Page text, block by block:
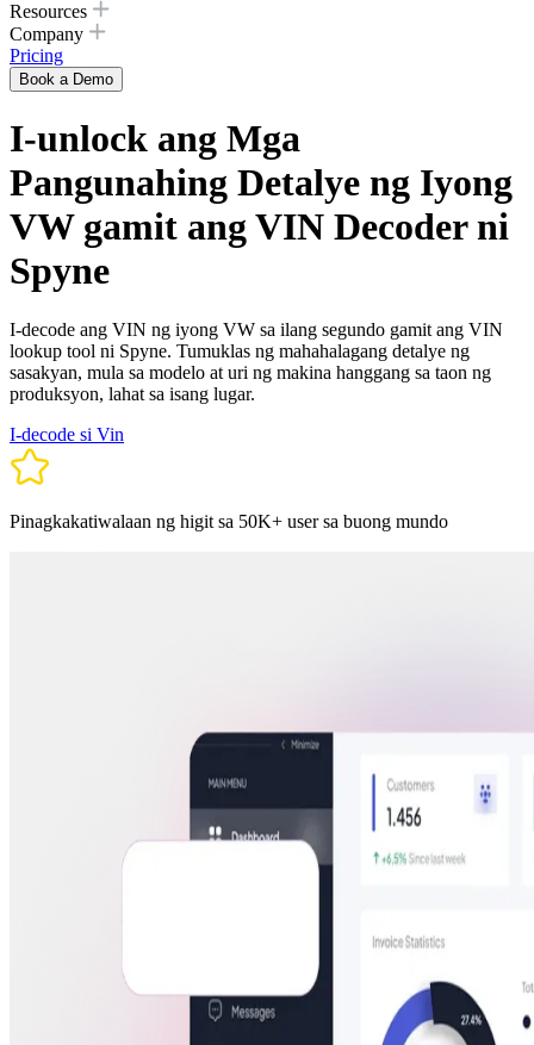
Resources
Company
Pricing
Book a Demo
I-unlock ang Mga
Pangunahing Detalye ng Iyong
VW gamit ang VIN Decoder ni
Spyne
I-decode ang VIN ng iyong VW sa ilang segundo gamit ang VIN
lookup tool ni Spyne. Tumuklas ng mahahalagang detalye ng
sasakyan, mula sa modelo at uri ng makina hanggang sa taon ng
produksyon, lahat sa isang lugar.
I-decode si Vin
Pinagkakatiwalaan ng higit sa 50K+ user sa buong mundo